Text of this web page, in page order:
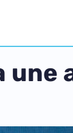
une